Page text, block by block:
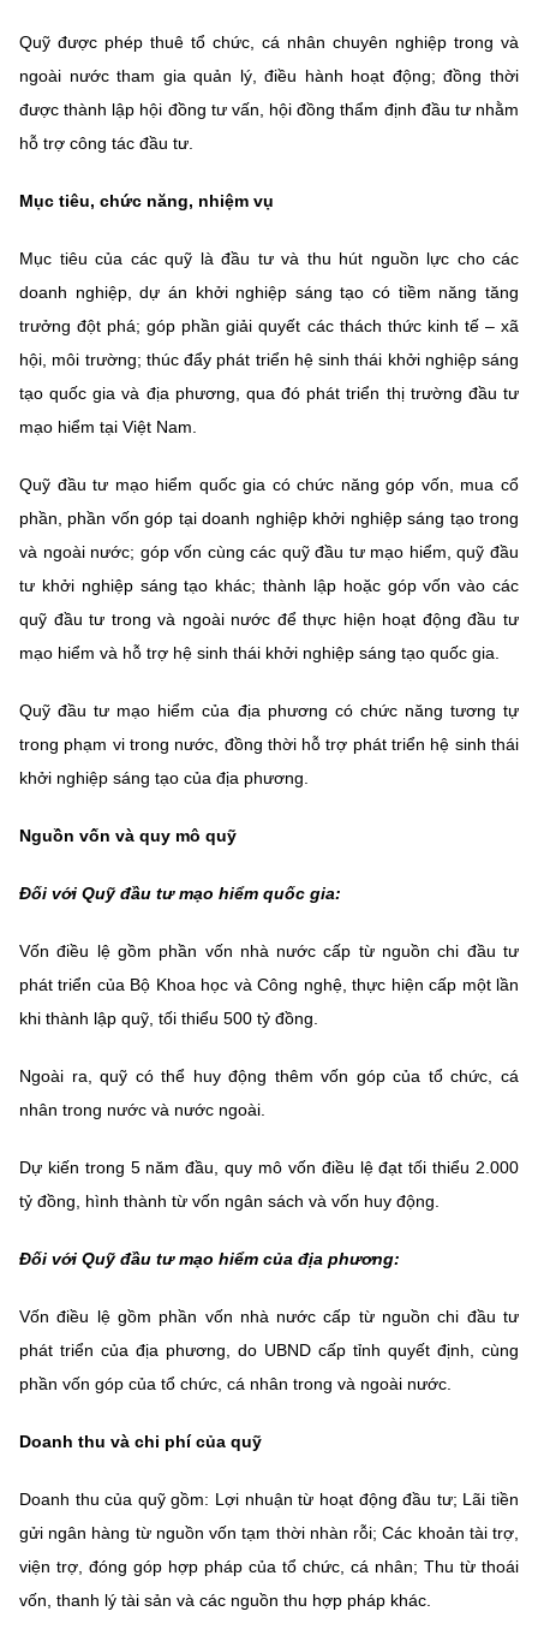
Quỹ được phép thuê tổ chức, cá nhân chuyên nghiệp trong và
ngoài nước tham gia quản lý, điều hành hoạt động; đồng thời
được thành lập hội đồng tư vấn, hội đồng thẩm định đầu tư nhằm
hỗ trợ công tác đầu tư.
Mục tiêu, chức năng, nhiệm vụ
Mục tiêu của các quỹ là đầu tư và thu hút nguồn lực cho các
doanh nghiệp, dự án khởi nghiệp sáng tạo có tiềm năng tăng
trưởng đột phá; góp phần giải quyết các thách thức kinh tế – xã
hội, môi trường; thúc đẩy phát triển hệ sinh thái khởi nghiệp sáng
tạo quốc gia và địa phương, qua đó phát triển thị trường đầu tư
mạo hiểm tại Việt Nam.
Quỹ đầu tư mạo hiểm quốc gia có chức năng góp vốn, mua cổ
phần, phần vốn góp tại doanh nghiệp khởi nghiệp sáng tạo trong
và ngoài nước; góp vốn cùng các quỹ đầu tư mạo hiểm, quỹ đầu
tư khởi nghiệp sáng tạo khác; thành lập hoặc góp vốn vào các
quỹ đầu tư trong và ngoài nước để thực hiện hoạt động đầu tư
mạo hiểm và hỗ trợ hệ sinh thái khởi nghiệp sáng tạo quốc gia.
Quỹ đầu tư mạo hiểm của địa phương có chức năng tương tự
trong phạm vi trong nước, đồng thời hỗ trợ phát triển hệ sinh thái
khởi nghiệp sáng tạo của địa phương.
Nguồn vốn và quy mô quỹ
Đối với Quỹ đầu tư mạo hiểm quốc gia:
Vốn điều lệ gồm phần vốn nhà nước cấp từ nguồn chi đầu tư
phát triển của Bộ Khoa học và Công nghệ, thực hiện cấp một lần
khi thành lập quỹ, tối thiểu 500 tỷ đồng.
Ngoài ra, quỹ có thể huy động thêm vốn góp của tổ chức, cá
nhân trong nước và nước ngoài.
Dự kiến trong 5 năm đầu, quy mô vốn điều lệ đạt tối thiểu 2.000
tỷ đồng, hình thành từ vốn ngân sách và vốn huy động.
Đối với Quỹ đầu tư mạo hiểm của địa phương:
Vốn điều lệ gồm phần vốn nhà nước cấp từ nguồn chi đầu tư
phát triển của địa phương, do UBND cấp tỉnh quyết định, cùng
phần vốn góp của tổ chức, cá nhân trong và ngoài nước.
Doanh thu và chi phí của quỹ
Doanh thu của quỹ gồm: Lợi nhuận từ hoạt động đầu tư; Lãi tiền
gửi ngân hàng từ nguồn vốn tạm thời nhàn rỗi; Các khoản tài trợ,
viện trợ, đóng góp hợp pháp của tổ chức, cá nhân; Thu từ thoái
vốn, thanh lý tài sản và các nguồn thu hợp pháp khác.